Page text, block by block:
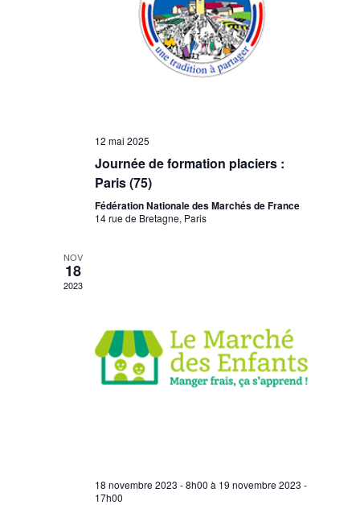
12 mai 2025
Journée de formation placiers :
Paris (75)
Fédération Nationale des Marchés de France
14 rue de Bretagne, Paris
NOV
18
2023
18 novembre 2023 - 8h00 à 19 novembre 2023 -
17h00